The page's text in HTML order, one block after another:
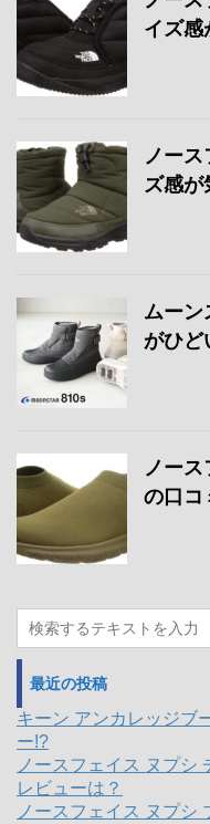
イズ感
ノー
ズ感が
ムーン
がひど
ノー
の口コ
最近の投稿
キーン アンカレッジブ
ー!?
ノースフェイス ヌプシ
レビューは？
ノースフェイス ヌプシ